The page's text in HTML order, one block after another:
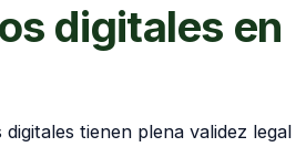
digitales en
tienen plena validez legal